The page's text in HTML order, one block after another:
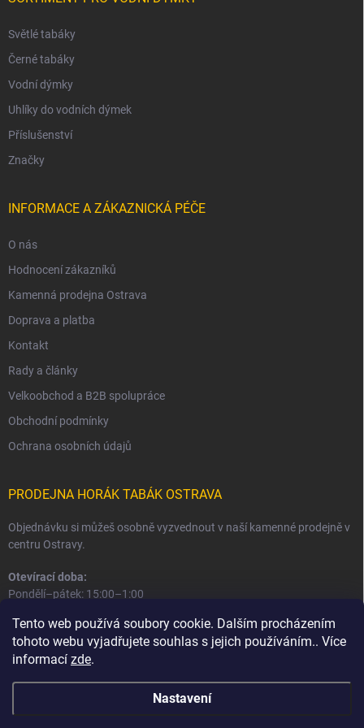
Tento web používá soubory cookie. Dalším procházením
tohoto webu vyjadřujete souhlas s jejich používáním.. Více
informací zde.
Nastavení
Světlé tabáky
Černé tabáky
Vodní dýmky
Uhlíky do vodních dýmek
Příslušenství
Značky
INFORMACE A ZÁKAZNICKÁ PÉČE
O nás
Hodnocení zákazníků
Kamenná prodejna Ostrava
Doprava a platba
Kontakt
Rady a články
Velkoobchod a B2B spolupráce
Obchodní podmínky
Ochrana osobních údajů
PRODEJNA HORÁK TABÁK OSTRAVA
Objednávku si můžeš osobně vyzvednout v naší kamenné prodejně v
centru Ostravy.
Otevírací doba:
Pondělí–pátek: 15:00–1:00
Informace o prodejně a osobním odběru